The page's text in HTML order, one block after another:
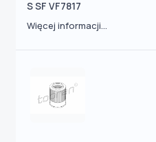
S SF VF7817
Więcej informacji...